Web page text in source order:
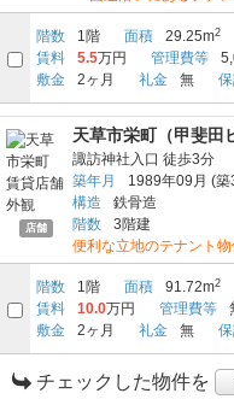
階数 1階 面積 29.25m2
賃料 5.5万円 管理費等
敷金
2ヶ月 礼金 無
店舗
天草市栄町（甲斐田
諏訪神社入口 徒歩3分
築年月
1989年09月 (築
構造
鉄骨造
階数
3階建
便利な立地のテナント
階数 1階 面積 91.72m2
賃料 10.0万円 管理費等
敷金
2ヶ月 礼金 無
チェックした物件を